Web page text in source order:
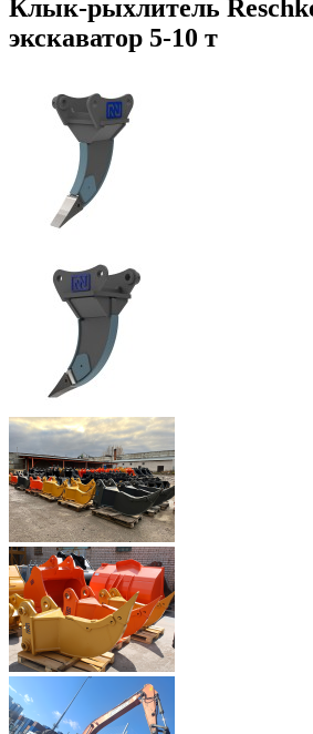
Клык-рыхлитель
экскаватор 5-10 т